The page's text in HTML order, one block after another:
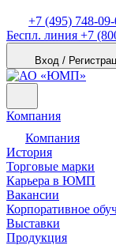
+7 (495) 748-
Беспл. линия +7
Вход /
Компания
Компания
История
Торговые марки
Карьера в ЮМП
Вакансии
Корпоративное
Выставки
Продукция